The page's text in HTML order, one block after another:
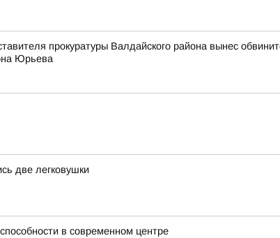
прокуратуры Валдайского района вынес
Юрьева
две легковушки
в современном центре